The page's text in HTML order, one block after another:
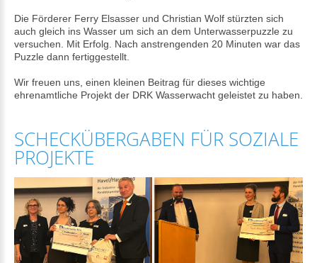
Die Förderer Ferry Elsasser und Christian Wolf stürzten sich
auch gleich ins Wasser um sich an dem Unterwasserpuzzle zu
versuchen. Mit Erfolg. Nach anstrengenden 20 Minuten war das
Puzzle dann fertiggestellt.
Wir freuen uns, einen kleinen Beitrag für dieses wichtige
ehrenamtliche Projekt der DRK Wasserwacht geleistet zu haben.
SCHECKÜBERGABEN FÜR SOZIALE
PROJEKTE